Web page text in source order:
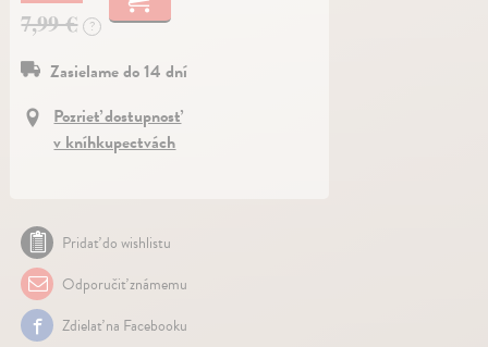
7,99 €
?
Zasielame do 14 dní
Pozrieť dostupnosť
v kníhkupectvách
Pridať do wishlistu
Odporučiť známemu
Zdielať na Facebooku